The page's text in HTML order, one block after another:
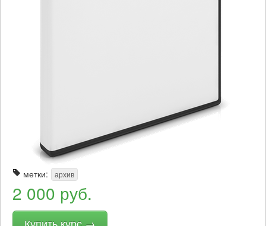
метки: архив
2 000 руб.